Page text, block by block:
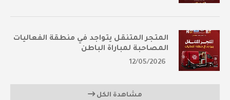
المتجر المتنقل يتواجد في منطقة الفعاليات
المصاحبة لمباراة الباطن
12/05/2026
مشاهدة الكل